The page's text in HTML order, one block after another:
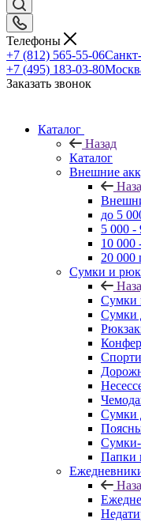
Телефоны
+7 (812) 565-55-06
+7 (495) 183-03-80
Заказать звонок
Каталог
Назад
Каталог
Внешние
до 5
5 000 -
10 000
20 000
Сумки и
Сумки
Сумки
Сумки
Сумки-
Папки